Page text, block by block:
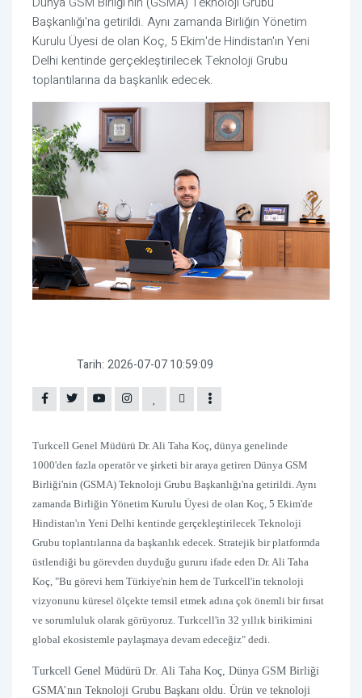
Başkanlığı'na getirildi. Aynı zamanda Birliğin Yönetim
Kurulu Üyesi de olan Koç, 5 Ekim'de Hindistan'ın Yeni
Delhi kentinde gerçekleştirilecek Teknoloji Grubu
toplantılarına da başkanlık edecek.
Tarih: 2026-07-07 10:59:09
Turkcell Genel Müdürü Dr. Ali Taha Koç, dünya genelinde
1000'den fazla operatör ve şirketi bir araya getiren Dünya GSM
Birliği'nin (GSMA) Teknoloji Grubu Başkanlığı'na getirildi. Aynı
zamanda Birliğin Yönetim Kurulu Üyesi de olan Koç, 5 Ekim'de
Hindistan'ın Yeni Delhi kentinde gerçekleştirilecek Teknoloji
Grubu toplantılarına da başkanlık edecek. Stratejik bir platformda
üstlendiği bu görevden duyduğu gururu ifade eden Dr. Ali Taha
Koç, "Bu görevi hem Türkiye'nin hem de Turkcell'in teknoloji
vizyonunu küresel ölçekte temsil etmek adına çok önemli bir fırsat
ve sorumluluk olarak görüyoruz. Turkcell'in 32 yıllık birikimini
global ekosistemle paylaşmaya devam edeceğiz" dedi.
Turkcell Genel Müdürü Dr. Ali Taha Koç, Dünya GSM Birliği
GSMA’nın Teknoloji Grubu Başkanı oldu. Ürün ve teknoloji